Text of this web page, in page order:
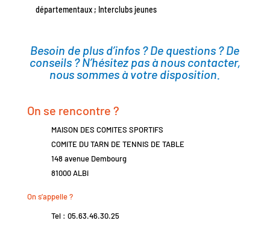
départementaux ; Interclubs jeunes
Besoin de plus d’infos ? De questions ? De
conseils ? N’hésitez pas à nous contacter,
nous sommes à votre disposition.
On se rencontre ?
MAISON DES COMITES SPORTIFS
COMITE DU TARN DE TENNIS DE TABLE
148 avenue Dembourg
81000 ALBi
On s’appelle ?
Tel : 05.63.46.30.25